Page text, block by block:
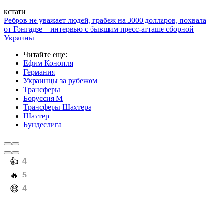
кстати
Ребров не уважает людей, грабеж на 3000 долларов, похвала
от Гонгадзе – интервью с бывшим пресс-атташе сборной
Украины
Читайте еще:
Ефим Конопля
Германия
Украинцы за рубежом
Трансферы
Боруссия М
Трансферы Шахтера
Шахтер
Бундеслига
️👍 4
️🔥 5
️😄 4